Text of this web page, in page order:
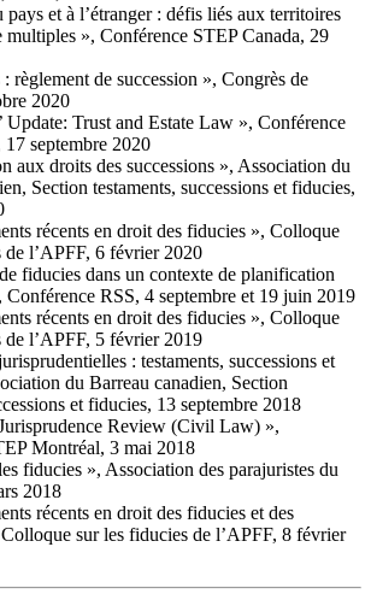
pays et à l’étranger : défis liés aux territoires
multiples », Conférence STEP Canada, 29
: règlement de succession », Congrès de
2020
Update: Trust and Estate Law », Conférence
17 septembre 2020
aux droits des successions », Association du
Section testaments, successions et fiducies,
récents en droit des fiducies », Colloque
de l’APFF, 6 février 2020
fiducies dans un contexte de planification
Conférence RSS, 4 septembre et 19 juin 2019
récents en droit des fiducies », Colloque
de l’APFF, 5 février 2019
: testaments, successions et
du Barreau canadien, Section
et fiducies, 13 septembre 2018
Review (Civil Law) »,
Montréal, 3 mai 2018
fiducies », Association des parajuristes du
2018
récents en droit des fiducies et des
sur les fiducies de l’APFF, 8 février